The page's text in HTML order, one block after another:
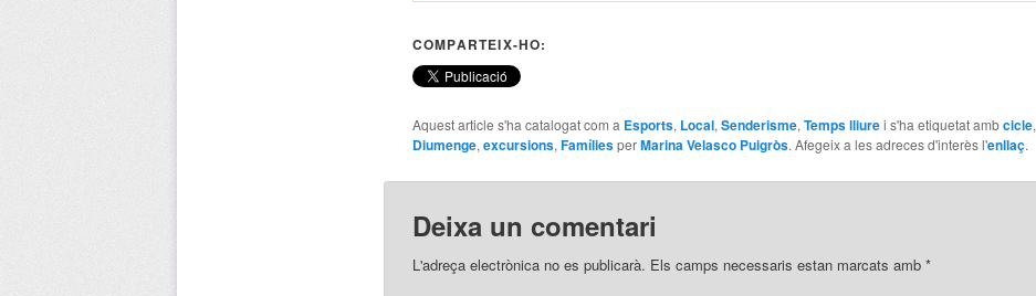
COMPARTEIX-HO:
Aquest article s'ha catalogat com a Esports, Local, Senderisme, Temps lliurei s'ha etiquetat ambcicle,
Diumenge, excursions, FamíliesperMarina Velasco Puigròs. Afegeix a les adreces d'interès l'enllaç.
Deixa un comentari
L'adreça electrònica no es publicarà. Els camps necessaris estan marcats amb *